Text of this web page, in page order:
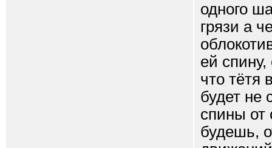
одного
грязи а
ей
что тётя
будет не
спины от
будешь,